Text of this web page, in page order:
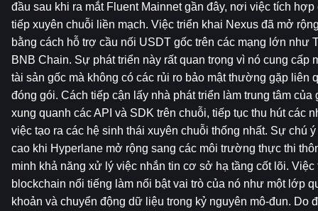
đầu sau khi ra mắt Fluent Mainnet gần đây, nơi việc tích
tiếp xuyên chuỗi liền mạch. Việc triển khai Nexus đã mở
bằng cách hỗ trợ cầu nối USDT gốc trên các mạng lớn như
BNB Chain. Sự phát triển này rất quan trọng vì nó cung cấp
tài sản gốc mà không có các rủi ro bảo mật thường gặp liên
đóng gói. Cách tiếp cận lấy nhà phát triển làm trung tâm
xung quanh các API và SDK trên chuỗi, tiếp tục thu hút các
việc tạo ra các hệ sinh thái xuyên chuỗi thống nhất. Sự chú
cao khi Hyperlane mở rộng sang các môi trường thực thi
minh khả năng xử lý việc nhắn tin cơ sở hạ tầng cốt lõi.
blockchain nổi tiếng làm nổi bật vai trò của nó như một lớp
khoản và chuyển động dữ liệu trong kỷ nguyên mô-đun. Do